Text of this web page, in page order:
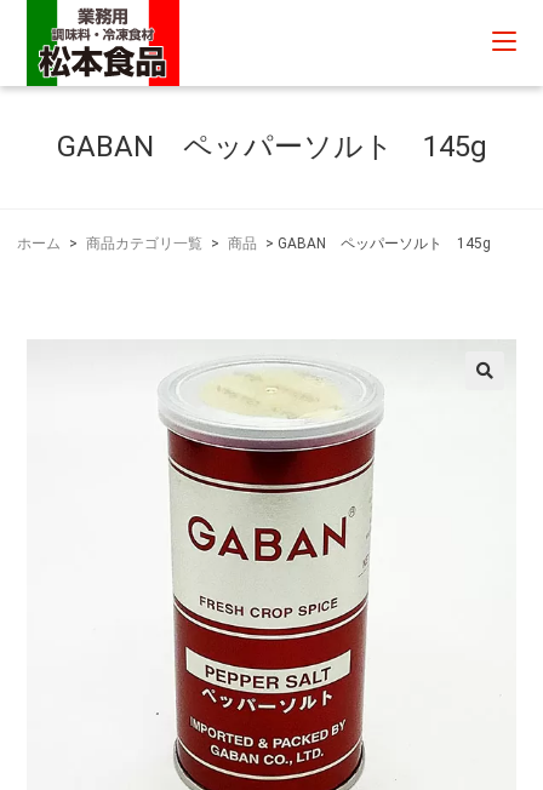
GABAN ペッパーソルト 145g
ホーム > 商品カテゴリ一覧 > 商品 > GABAN ペッパーソルト 145g